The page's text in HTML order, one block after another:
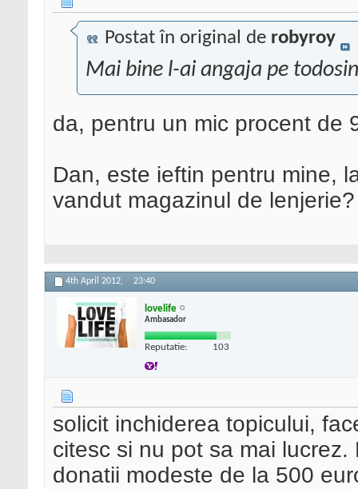
Postat în original de robyroy
Mai bine l-ai angaja pe
da, pentru un mic procent de
Dan, este ieftin pentru mine,
vandut magazinul de
4th April 2012, 23:40
lovelife
Ambasador
Reputatie: 103
solicit inchiderea topicului,
citesc si nu pot sa mai
donatii modeste de la 500